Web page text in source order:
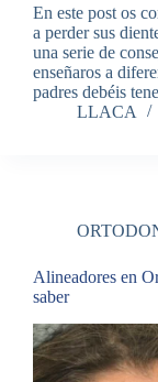
En este post os
a perder sus
una serie de
enseñaros a
padres debéis
LLACA
Alineadores en
saber